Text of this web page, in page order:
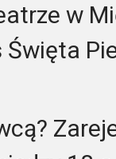
w